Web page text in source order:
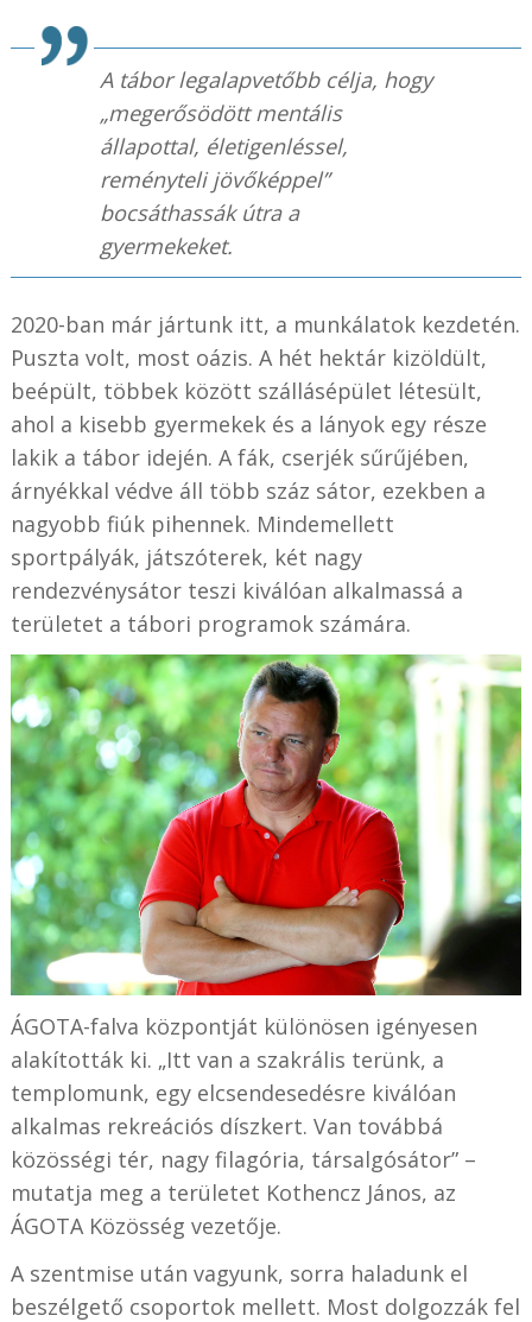
A tábor legalapvetőbb célja, hogy
„megerősödött mentális
állapottal, életigenléssel,
reményteli jövőképpel”
bocsáthassák útra a
gyermekeket.
2020-ban már jártunk itt, a munkálatok kezdetén.
Puszta volt, most oázis. A hét hektár kizöldült,
beépült, többek között szállásépület létesült,
ahol a kisebb gyermekek és a lányok egy része
lakik a tábor idején. A fák, cserjék sűrűjében,
árnyékkal védve áll több száz sátor, ezekben a
nagyobb fiúk pihennek. Mindemellett
sportpályák, játszóterek, két nagy
rendezvénysátor teszi kiválóan alkalmassá a
területet a tábori programok számára.
ÁGOTA-falva központját különösen igényesen
alakították ki. „Itt van a szakrális terünk, a
templomunk, egy elcsendesedésre kiválóan
alkalmas rekreációs díszkert. Van továbbá
közösségi tér, nagy filagória, társalgósátor” –
mutatja meg a területet Kothencz János, az
ÁGOTA Közösség vezetője.
A szentmise után vagyunk, sorra haladunk el
beszélgető csoportok mellett. Most dolgozzák fel